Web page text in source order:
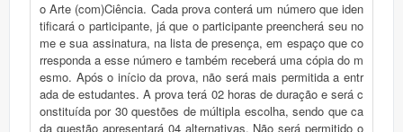
o Arte (com)Ciência. Cada prova conterá um número que iden
tificará o participante, já que o participante preencherá seu no
me e sua assinatura, na lista de presença, em espaço que co
rresponda a esse número e também receberá uma cópia do m
esmo. Após o início da prova, não será mais permitida a entr
ada de estudantes. A prova terá 02 horas de duração e será c
onstituída por 30 questões de múltipla escolha, sendo que ca
da questão apresentará 04 alternativas. Não será permitido o